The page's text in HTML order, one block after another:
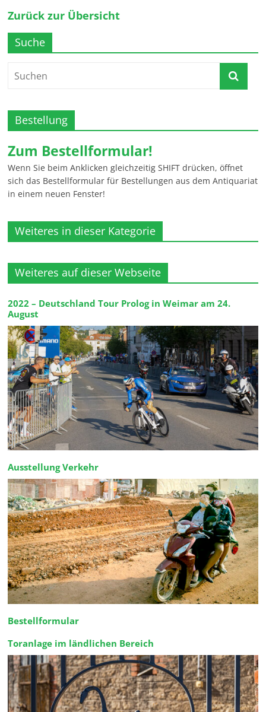
Zurück zur Übersicht
Suche
Bestellung
Zum Bestellformular!
Wenn Sie beim Anklicken gleichzeitig SHIFT drücken, öffnet
sich das Bestellformular für Bestellungen aus dem Antiquariat
in einem neuen Fenster!
Weiteres in dieser Kategorie
Weiteres auf dieser Webseite
2022 – Deutschland Tour Prolog in Weimar am 24.
August
Ausstellung Verkehr
Bestellformular
Toranlage im ländlichen Bereich